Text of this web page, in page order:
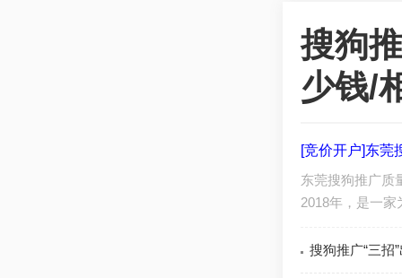
搜狗
少钱/
[竞价开户]东莞
东莞搜狗推广质
2018年，是一
搜狗推广“三招